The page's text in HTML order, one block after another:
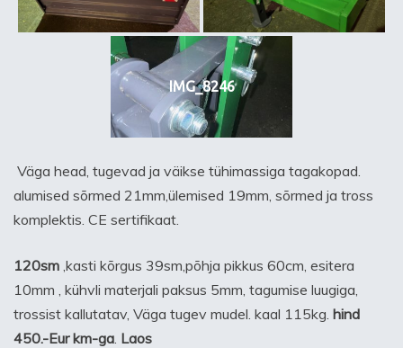
IMG_8246
Väga head, tugevad ja väikse tühimassiga tagakopad.
alumised sõrmed 21mm,ülemised 19mm, sõrmed ja tross
komplektis. CE sertifikaat.
120sm ,kasti kõrgus 39sm,põhja pikkus 60cm, esitera
10mm , kühvli materjali paksus 5mm, tagumise luugiga,
trossist kallutatav, Väga tugev mudel. kaal 115kg. hind
450.-Eur km-ga Laos